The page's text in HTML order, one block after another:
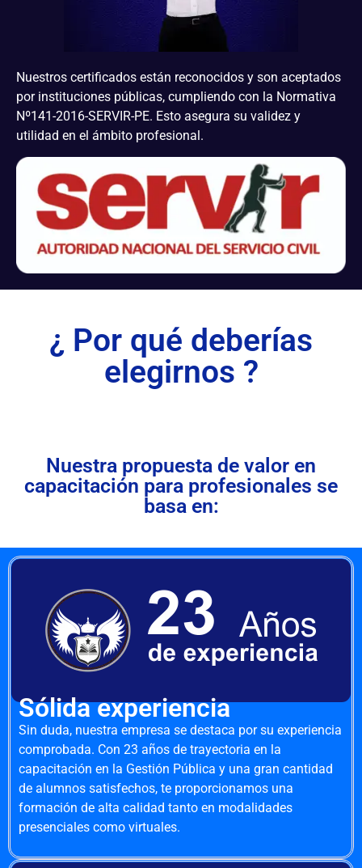
Nuestros certificados están reconocidos y son aceptados
por instituciones públicas, cumpliendo con la Normativa
Nº141-2016-SERVIR-PE. Esto asegura su validez y
utilidad en el ámbito profesional.
¿ Por qué deberías
elegirnos ?
Nuestra propuesta de valor en
capacitación para profesionales se
basa en:
Sólida experiencia
Sin duda, nuestra empresa se destaca por su experiencia
comprobada. Con 23 años de trayectoria en la
capacitación en la Gestión Pública y una gran cantidad
de alumnos satisfechos, te proporcionamos una
formación de alta calidad tanto en modalidades
presenciales como virtuales.